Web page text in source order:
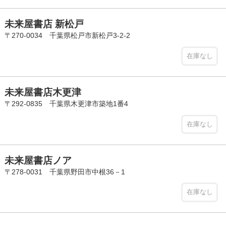
未来屋書店 新松戸
〒270-0034 千葉県松戸市新松戸3-2-2
在庫なし
未来屋書店木更津
〒292-0835 千葉県木更津市築地1番4
在庫なし
未来屋書店ノア
〒278-0031 千葉県野田市中根36－1
在庫なし